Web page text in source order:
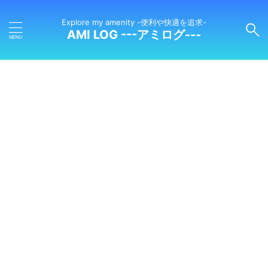
Explore my amenity -便利や快適を追求-
AMI LOG ---アミログ---